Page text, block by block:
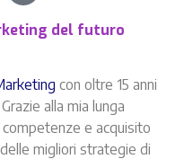
del futuro
con oltre 15 anni
alla mia lunga
e acquisito
migliori strategie di